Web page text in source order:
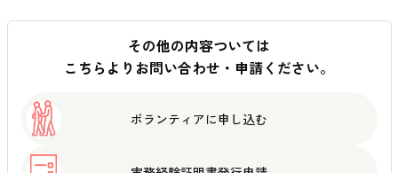
その他の内容ついては
こちらよりお問い合わせ・申請ください。
ボランティアに申し込む